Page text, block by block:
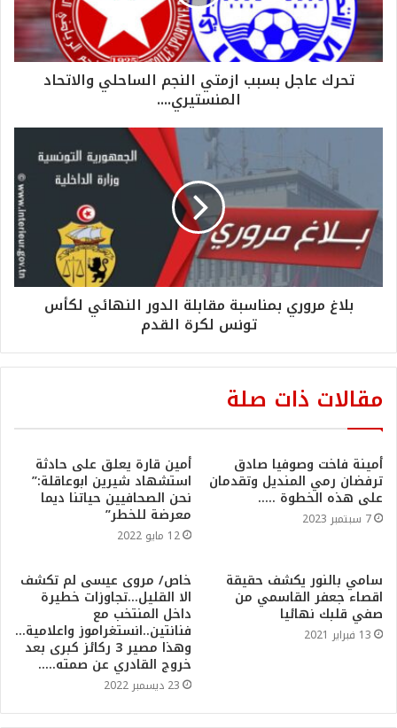
تحرك عاجل بسبب ازمتي النجم الساحلي والاتحاد
المنستيري....
بلاغ مروري بمناسبة مقابلة الدور النهائي لكأس
تونس لكرة القدم
مقالات ذات صلة
أمينة فاخت وصوفيا صادق
ترفضان رمي المنديل وتقدمان
على هذه الخطوة …..
7 سبتمبر 2023
أمين قارة يعلق على حادثة
استشهاد شيرين ابوعاقلة:”
نحن الصحافيين حياتنا ديما
معرضة للخطر”
12 مايو 2022
سامي بالنور يكشف حقيقة
اقصاء جعفر القاسمي من
صفي قلبك نهائيا
13 فبراير 2021
خاص/ مروى عيسى لم تكشف
الا القليل…تجاوزات خطيرة
داخل المنتخب مع
فنانتين..انستغراموز واعلامية…
وهذا مصير 3 ركائز كبرى بعد
خروج القادري عن صمته…..
23 ديسمبر 2022